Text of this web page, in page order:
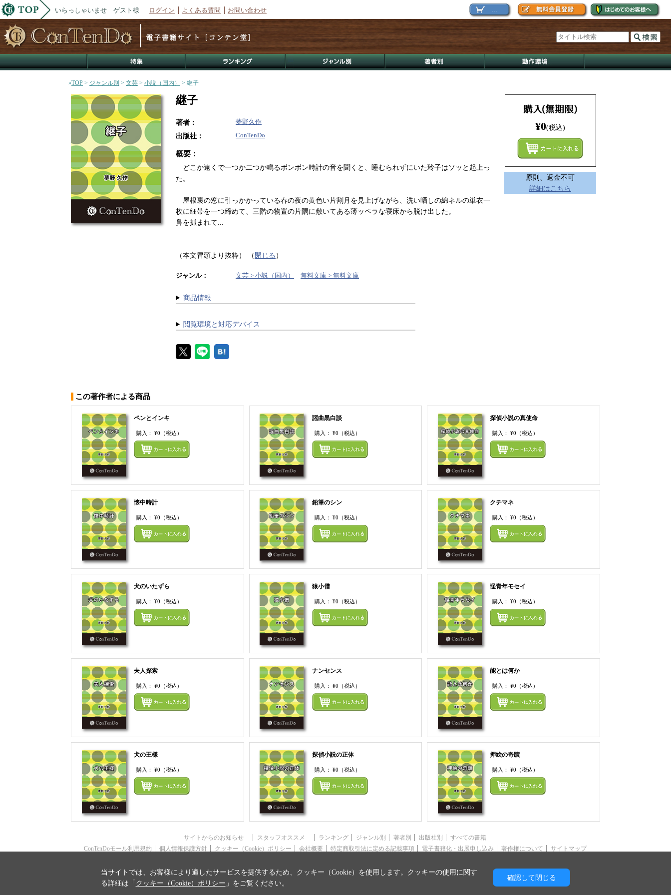
いらっしゃいませ ゲスト様 ログイン よくある質問 お問い合わせ
»TOP > ジャンル別 > 文芸 > 小説（国内） > 継子
継子
著者： 夢野久作
出版社： ConTenDo
概要：
どこか遠くで一つか二つか鳴るボンボン時計の音を聞くと、睡むられずにいた玲子はソッと起上っ
た。
屋根裏の窓に引っかかっている春の夜の黄色い片割月を見上げながら、洗い晒しの綿ネルの単衣一
枚に細帯を一つ締めて、三階の物置の片隅に敷いてある薄ッペラな寝床から脱け出した。
鼻を抓まれて...
（本文冒頭より抜粋） （ 閉じる ）
ジャンル： 文芸 > 小説（国内） 無料文庫 > 無料文庫
商品情報
閲覧環境と対応デバイス
¥0(税込)
原則、返金不可
詳細はこちら
この著作者による商品
ペンとインキ
購入： ¥0 （税込）
まとめてカートにいれる
謡曲黒白談
購入： ¥0 （税込）
まとめてカートにいれる
探偵小説の真使命
購入：¥0 （税込）
懐中時計
購入： ¥0 （税込）
まとめてカートにいれる
鉛筆のシン
購入： ¥0 （税込）
まとめてカートにいれる
クチマネ
購入：¥0 （税込）
犬のいたずら
購入： ¥0 （税込）
まとめてカートにいれる
猿小僧
購入： ¥0 （税込）
まとめてカートにいれる
怪青年モセイ
購入：¥0 （税込）
夫人探索
購入： ¥0 （税込）
まとめてカートにいれる
ナンセンス
購入： ¥0 （税込）
まとめてカートにいれる
能とは何か
購入：¥0 （税込）
犬の王様
購入： ¥0 （税込）
まとめてカートにいれる
探偵小説の正体
購入： ¥0 （税込）
まとめてカートにいれる
押絵の奇蹟
購入：¥0 （税込）
サイトからのお知らせ スタッフオススメ ランキング ジャンル別 著者別 出版社別
すべての書籍
ConTenDoモール利用規約
個人情報保護方針 クッキー（Cookie）ポリシー 会社概要 特定商取引法に定める記載事項 電子書籍化・出展申し込み 著作権について サイトマップ
当サイトでは、お客様により適したサービスを提供するため、クッキー（Cookie）を使用します。クッキーの使用に関す
る詳細は「 クッキー（Cookie）ポリシー 」をご覧ください。
確認して閉じる